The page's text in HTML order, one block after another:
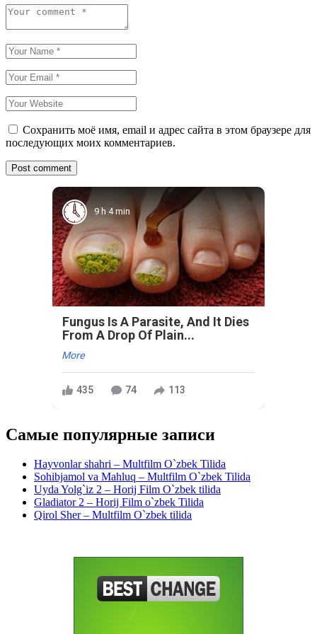
Сохранить моё имя, email и адрес сайта в этом браузере для
последующих моих комментариев.
9 h 4 min
Fungus Is A Parasite, And It Dies
From A Drop Of Plain...
More
435 74 113
Самые популярные записи
Hayvonlar shahri – Multfilm O`zbek Tilida
Sohibjamol va Mahluq – Multfilm O`zbek Tilida
Uyda Yolg`iz 2 – Horij Film O`zbek tilida
Gladiator 2 – Horij Film o`zbek Tilida
Qirol Sher – Multfilm O`zbek tilida